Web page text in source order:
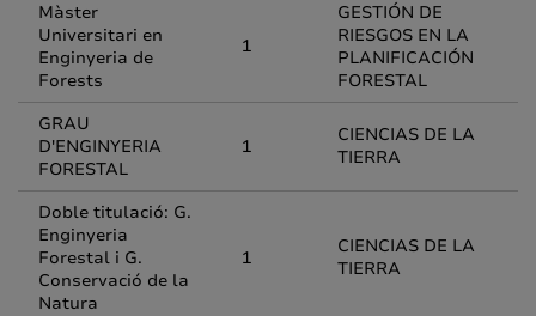
Màster
Universitari en
Enginyeria de
Forests
1
GESTIÓN DE
RIESGOS EN LA
PLANIFICACIÓN
FORESTAL
GRAU
D'ENGINYERIA
FORESTAL
1
CIENCIAS DE LA
TIERRA
Doble titulació: G.
Enginyeria
Forestal i G.
Conservació de la
Natura
1
CIENCIAS DE LA
TIERRA